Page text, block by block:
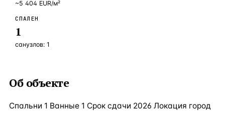
~5 404 EUR/м²
СПАЛЕН
1
санузлов: 1
Об объекте
Спальни 1 Ванные 1 Срок сдачи 2026 Локация город